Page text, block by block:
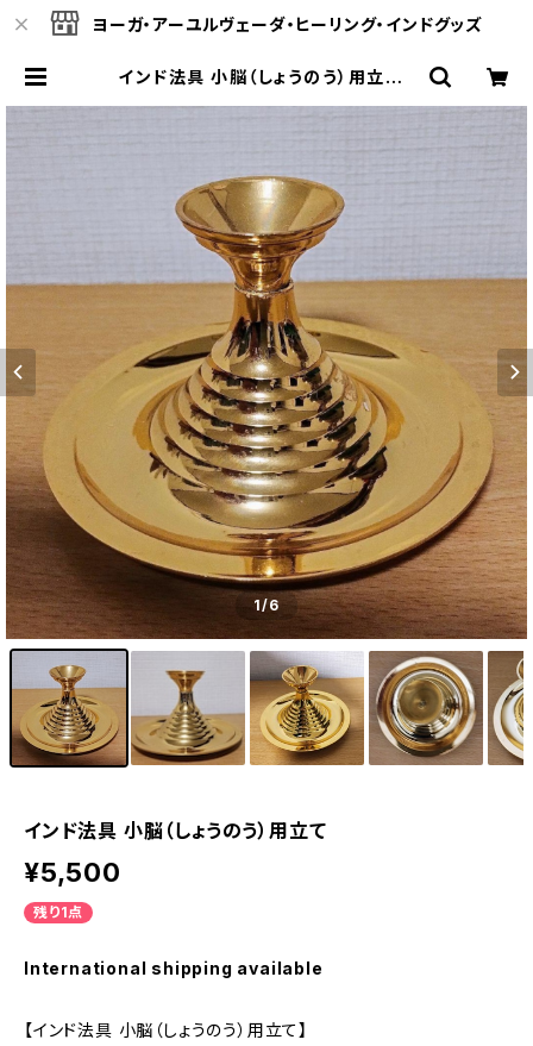
ヨーガ・アーユルヴェーダ・ヒーリング・インドグッズ
インド法具 小脳（しょうのう）用立て |
1/6
インド法具 小脳（しょうのう）用立て
¥5,500
残り1点
International shipping available
【インド法具 小脳（しょうのう）用立て】